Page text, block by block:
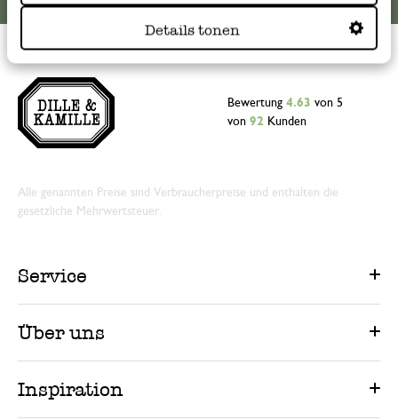
Details tonen
Bewertung 4.63 von 5
von 92 Kunden
Alle genannten Preise sind Verbraucherpreise und enthalten die
gesetzliche Mehrwertsteuer.
Service
Über uns
Inspiration